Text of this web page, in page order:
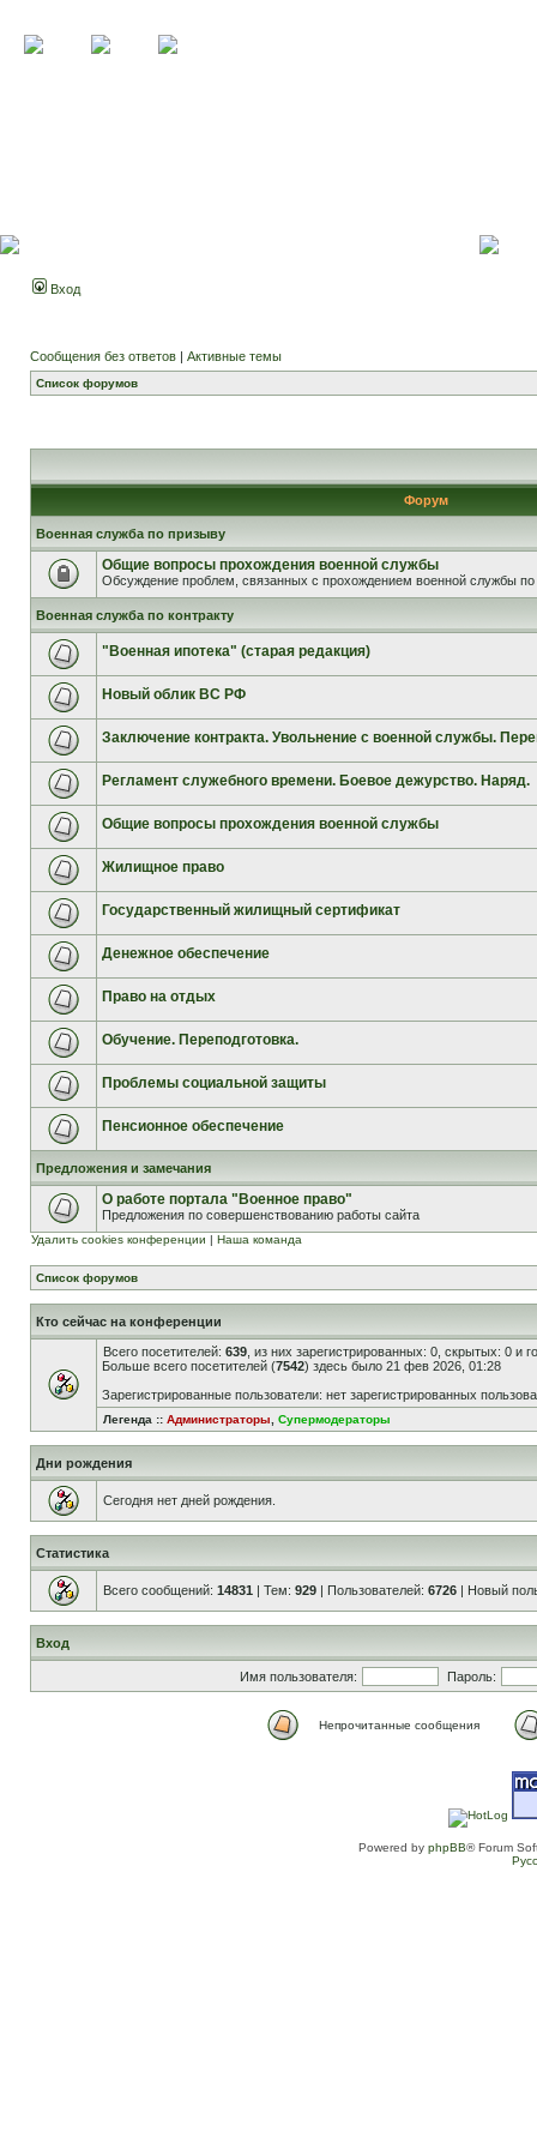
Вход
Сообщения без ответов | Активные темы
Список форумов
Форум
Военная служба по призыву
Общие вопросы прохождения военной службы
Обсуждение проблем, связанных с прохождением военной службы по
Военная служба по контракту
"Военная ипотека" (старая редакция)
Новый облик ВС РФ
Заключение контракта. Увольнение с военной службы.
Регламент служебного времени. Боевое дежурство. Наряд.
Общие вопросы прохождения военной службы
Жилищное право
Государственный жилищный сертификат
Денежное обеспечение
Право на отдых
Обучение. Переподготовка.
Проблемы социальной защиты
Пенсионное обеспечение
Предложения и замечания
О работе портала "Военное право"
Предложения по совершенствованию работы сайта
Удалить cookies конференции | Наша команда
Список форумов
Кто сейчас на конференции
Всего посетителей: 639 , из них зарегистрированных: 0, скрытых: 0 и
Больше всего посетителей (7542) здесь было 21 фев 2026, 01:28
Зарегистрированные пользователи: нет зарегистрированных
Легенда :: Администраторы Супермодераторы
Дни рождения
Сегодня нет дней рождения.
Статистика
Всего сообщений: 14831 | Тем: 929 | Пользователей: 6726 | Новый
Вход
Имя пользователя: Пароль:
Непрочитанные сообщения
Powered by phpBB® Forum